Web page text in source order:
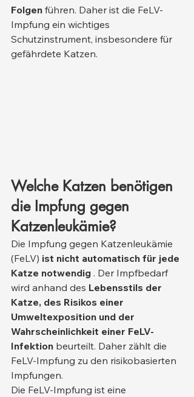
Folgen führen. Daher ist die FeLV-
Impfung ein wichtiges
Schutzinstrument, insbesondere für
gefährdete Katzen.
Welche Katzen benötigen
die Impfung gegen
Katzenleukämie?
Die Impfung gegen Katzenleukämie
(FeLV) ist nicht automatisch für jede
Katze notwendig . Der Impfbedarf
wird anhand des Lebensstils der
Katze, des Risikos einer
Umweltexposition und der
Wahrscheinlichkeit einer FeLV-
Infektion beurteilt. Daher zählt die
FeLV-Impfung zu den risikobasierten
Impfungen.
Die FeLV-Impfung ist eine